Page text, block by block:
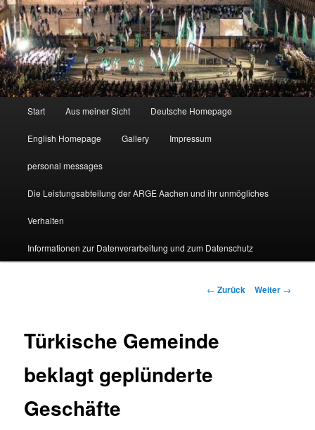
Start Aus meiner Sicht Deutsche Homepage
English Homepage Gallery Impressum
personal messages
Die Leistungsabteilung der ARGE Aachen und ihr unmögliches
Verhalten
Informationen zur Datenverarbeitung und zum Datenschutz
Beitragsnavigation
← Zurück Weiter →
Türkische Gemeinde
beklagt geplünderte
Geschäfte